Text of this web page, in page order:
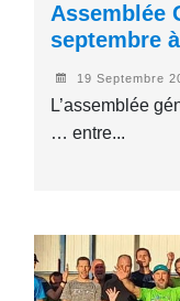
Assemblée
septembre
19 Septembre
L’assemblée
… entre...